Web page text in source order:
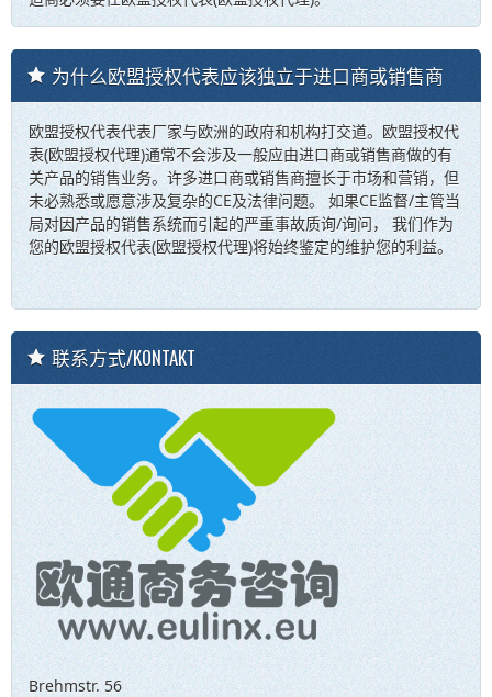
为什么欧盟授权代表应该独立于进口商或销售商
欧盟授权代表代表厂家与欧洲的政府和机构打交道。欧盟授权代
表(欧盟授权代理)通常不会涉及一般应由进口商或销售商做的有
关产品的销售业务。许多进口商或销售商擅长于市场和营销，但
未必熟悉或愿意涉及复杂的CE及法律问题。 如果CE监督/主管当
局对因产品的销售系统而引起的严重事故质询/询问， 我们作为
您的欧盟授权代表(欧盟授权代理)将始终鉴定的维护您的利益。
联系方式/KONTAKT
Brehmstr. 56